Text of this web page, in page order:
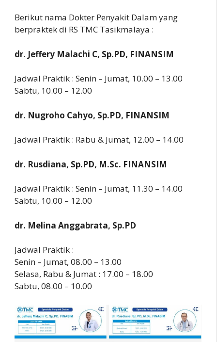
Berikut nama Dokter Penyakit Dalam yang
berpraktek di RS TMC Tasikmalaya :
dr. Jeffery Malachi C, Sp.PD, FINANSIM
Jadwal Praktik : Senin – Jumat, 10.00 – 13.00
Sabtu, 10.00 – 12.00
dr. Nugroho Cahyo, Sp.PD, FINANSIM
Jadwal Praktik : Rabu & Jumat, 12.00 – 14.00
dr. Rusdiana, Sp.PD, M.Sc. FINANSIM
Jadwal Praktik : Senin – Jumat, 11.30 – 14.00
Sabtu, 10.00 – 12.00
dr. Melina Anggabrata, Sp.PD
Jadwal Praktik :
Senin – Jumat, 08.00 – 13.00
Selasa, Rabu & Jumat : 17.00 – 18.00
Sabtu, 08.00 – 10.00